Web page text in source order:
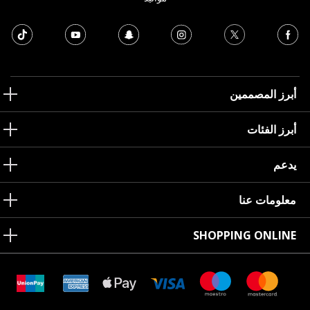
أبرز المصممين
أبرز الفئات
يدعم
معلومات عنا
SHOPPING ONLINE